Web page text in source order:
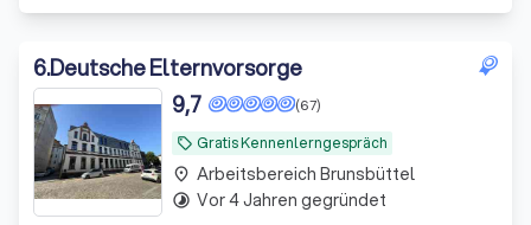
6.Deutsche Elternvorsorge
local_offer Gratis Kennenlerngespräch
(67)
9,7
place Arbeitsbereich Brunsbüttel
timelapse Vor 4 Jahren gegründet